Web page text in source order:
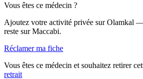
Vous êtes ce médecin ?
Ajoutez votre activité privée sur Olamkal
reste sur Maccabi.
Réclamer ma fiche
Vous êtes ce médecin et souhaitez retirer
retrait